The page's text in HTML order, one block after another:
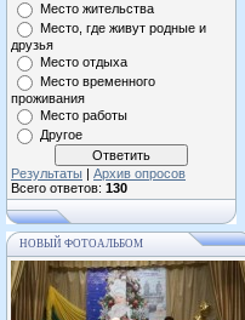
Место жительства
Место, где живут родные и
друзья
Место отдыха
Место временного
проживания
Место работы
Другое
Результаты | Архив опросов
Всего ответов: 130
НОВЫЙ ФОТОАЛЬБОМ